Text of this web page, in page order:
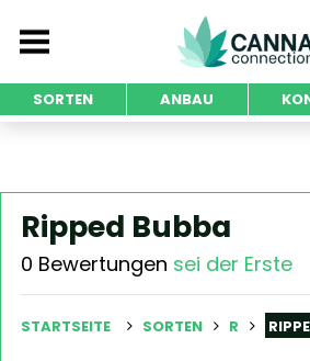
SORTEN ANBAU
Ripped Bubba
0 Bewertungen sei der Erste
STARTSEITE SORTEN R